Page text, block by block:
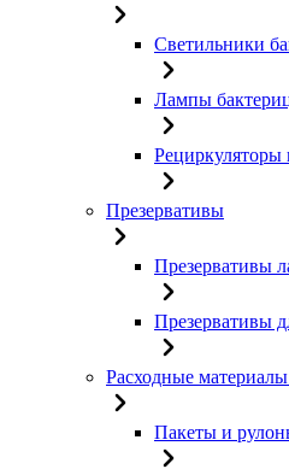
Светильники
Лампы
Рециркуляторы
Презервативы
Презервативы
Презервативы
Расходные
Пакеты и